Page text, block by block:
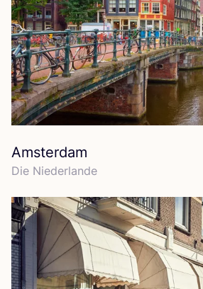
Amsterdam
Die Nie­der­lan­de